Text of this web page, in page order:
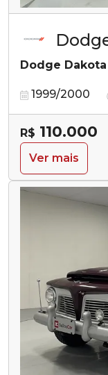
Dodge
1999/2000
R$ 110.000
Ver mais